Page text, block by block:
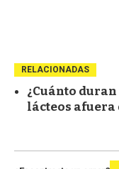
RELACIONADAS
¿Cuánto
lácteos afuera